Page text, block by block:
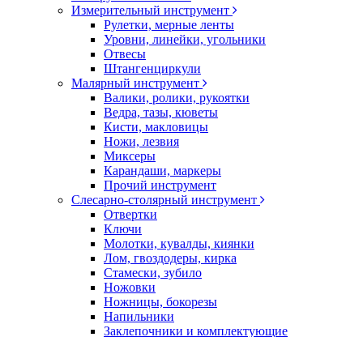
Измерительный инструмент
Рулетки, мерные ленты
Уровни, линейки, угольники
Отвесы
Штангенциркули
Малярный инструмент
Валики, ролики, рукоятки
Ведра, тазы, кюветы
Кисти, макловицы
Ножи, лезвия
Миксеры
Карандаши, маркеры
Прочий инструмент
Слесарно-столярный инструмент
Отвертки
Ключи
Молотки, кувалды, киянки
Лом, гвоздодеры, кирка
Стамески, зубило
Ножовки
Ножницы, бокорезы
Напильники
Заклепочники и комплектующие